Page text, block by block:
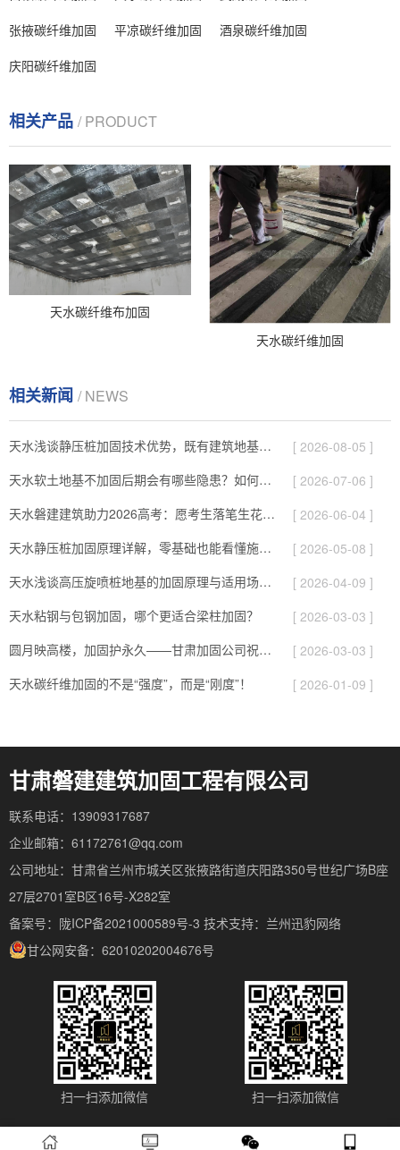
张掖碳纤维加固
平凉碳纤维加固
酒泉碳纤维加固
庆阳碳纤维加固
相关产品 / PRODUCT
天水碳纤维布加固
天水碳纤维加固
相关新闻 / NEWS
天水浅谈静压桩加固技术优势，既有建筑地基补强施工要点！
[ 2026-08-05 ]
天水软土地基不加固后期会有哪些隐患？如何提前预防！
[ 2026-07-06 ]
天水磐建建筑助力2026高考：愿考生落笔生花、旗开得胜圆梦今夏！
[ 2026-06-04 ]
天水静压桩加固原理详解，零基础也能看懂施工逻辑！
[ 2026-05-08 ]
天水浅谈高压旋喷桩地基的加固原理与适用场景！
[ 2026-04-09 ]
天水粘钢与包钢加固，哪个更适合梁柱加固？
[ 2026-03-03 ]
圆月映高楼，加固护永久——甘肃加固公司祝您元宵快乐！
[ 2026-03-03 ]
天水碳纤维加固的不是“强度”，而是“刚度”！
[ 2026-01-09 ]
甘肃磐建建筑加固工程有限公司
联系电话：13909317687
企业邮箱：61172761@qq.com
公司地址：甘肃省兰州市城关区张掖路街道庆阳路350号世纪广场B座
27层2701室B区16号-X282室
备案号：陇ICP备2021000589号-3 技术支持： 兰州迅豹网络
甘公网安备：62010202004676号
扫一扫添加微信 扫一扫添加微信